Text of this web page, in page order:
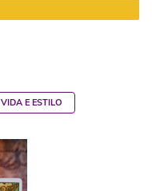
VIDA E ESTILO